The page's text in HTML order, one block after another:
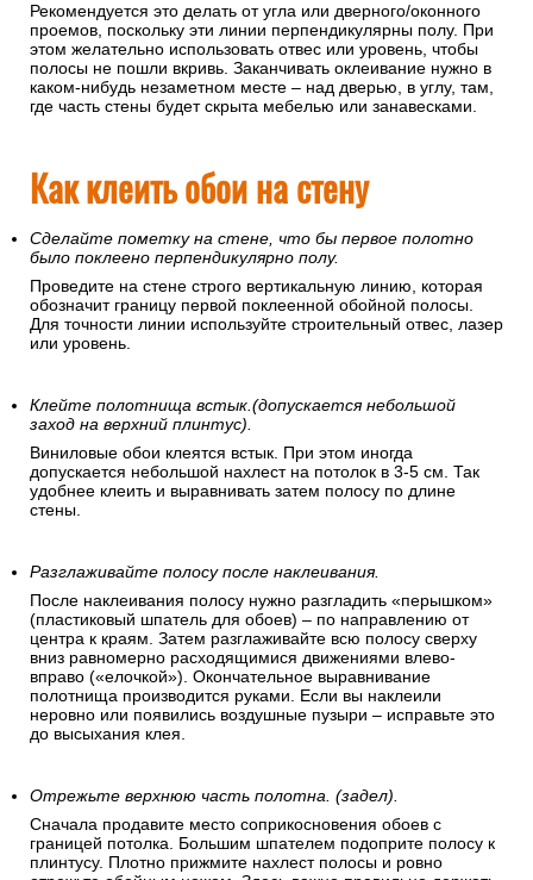
Рекомендуется это делать от угла или дверного/оконного
проемов, поскольку эти линии перпендикулярны полу. При
этом желательно использовать отвес или уровень, чтобы
полосы не пошли вкривь. Заканчивать оклеивание нужно в
каком-нибудь незаметном месте – над дверью, в углу, там,
где часть стены будет скрыта мебелью или занавесками.
Как клеить обои на стену
Сделайте пометку на стене, что бы первое полотно
было поклеено перпендикулярно полу.
Проведите на стене строго вертикальную линию, которая
обозначит границу первой поклеенной обойной полосы.
Для точности линии используйте строительный отвес, лазер
или уровень.
Клейте полотнища встык.(допускается небольшой
заход на верхний плинтус).
Виниловые обои клеятся встык. При этом иногда
допускается небольшой нахлест на потолок в 3-5 см. Так
удобнее клеить и выравнивать затем полосу по длине
стены.
Разглаживайте полосу после наклеивания.
После наклеивания полосу нужно разгладить «перышком»
(пластиковый шпатель для обоев) – по направлению от
центра к краям. Затем разглаживайте всю полосу сверху
вниз равномерно расходящимися движениями влево-
вправо («елочкой»). Окончательное выравнивание
полотнища производится руками. Если вы наклеили
неровно или появились воздушные пузыри – исправьте это
до высыхания клея.
Отрежьте верхнюю часть полотна. (задел).
Сначала продавите место соприкосновения обоев с
границей потолка. Большим шпателем подоприте полосу к
плинтусу. Плотно прижмите нахлест полосы и ровно